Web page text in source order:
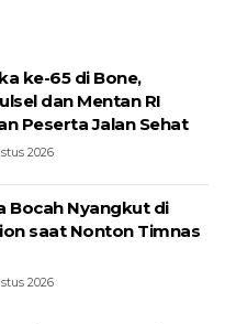
ke-65 di Bone,
dan Mentan RI
Peserta Jalan Sehat
2026
Bocah Nyangkut di
saat Nonton Timnas
2026